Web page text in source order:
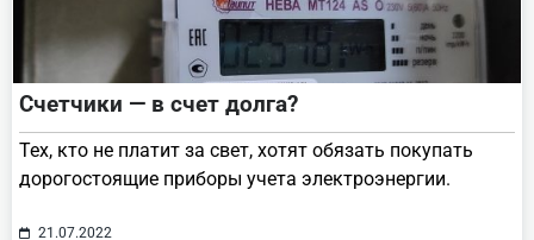
Счетчики — в счет долга?
Тех, кто не платит за свет, хотят обязать покупать
дорогостоящие приборы учета электроэнергии.
21.07.2022